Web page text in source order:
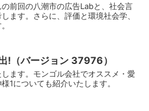
前回の八潮市の広告Labと、社会言
ます。さらに、評価と環境社会学、
!（バージョン 37976）
ます。モンゴル会社でオススメ・愛
1についても紹介いたします。